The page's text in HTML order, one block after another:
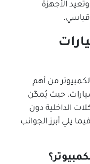
الأجهزة
قياسي.
من أهم
حيث يُمكّن
الداخلية دون
يلي أبرز الجوانب